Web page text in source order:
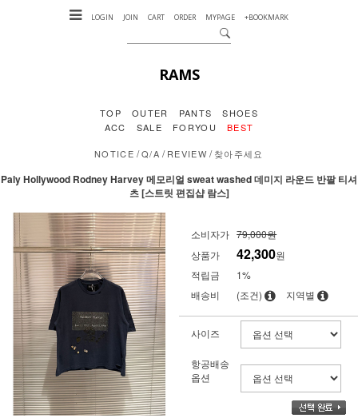
LOGIN JOIN CART ORDER MYPAGE +BOOKMARK
RAMS
TOP OUTER PANTS
SHOES
ACC
SALE FORYOU BEST
NOTICE /Q/A /REVIEW /찾아주세요
Paly Hollywood Rodney Harvey 메모리얼 sweat washed 데미지 라운드 반팔 티셔
츠 [스트릿 편집샵 람스]
소비자가 79,000원
상품가
42,300원
적립금
1%
배송비
(조건) 지역별
사이즈
항공배송
옵션